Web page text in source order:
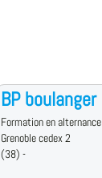
BP boulanger
Formation en alternance
Grenoble cedex 2
(38) -